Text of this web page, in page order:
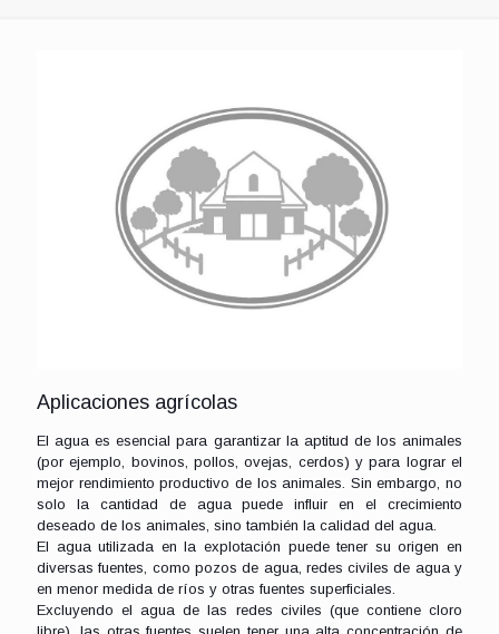
Aplicaciones agrícolas
El agua es esencial para garantizar la aptitud de los animales
(por ejemplo, bovinos, pollos, ovejas, cerdos) y para lograr el
mejor rendimiento productivo de los animales. Sin embargo, no
solo la cantidad de agua puede influir en el crecimiento
deseado de los animales, sino también la calidad del agua.
El agua utilizada en la explotación puede tener su origen en
diversas fuentes, como pozos de agua, redes civiles de agua y
en menor medida de ríos y otras fuentes superficiales.
Excluyendo el agua de las redes civiles (que contiene cloro